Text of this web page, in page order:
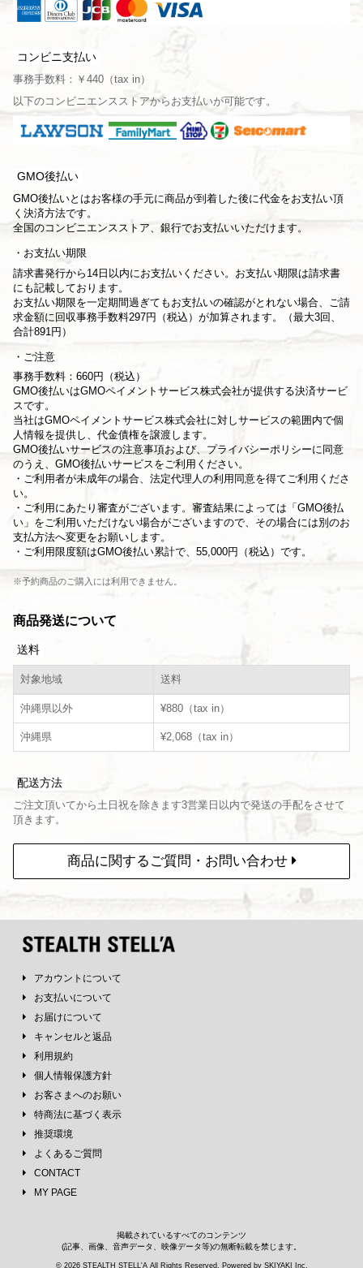
コンビニ支払い
事務手数料：￥440（tax in）
以下のコンビニエンスストアからお支払いが可能です。
GMO後払い
GMO後払いとはお客様の手元に商品が到着した後に代金をお支払い頂
く決済方法です。
全国のコンビニエンスストア、銀行でお支払いいただけます。
お支払い期限
請求書発行から14日以内にお支払いください。お支払い期限は請求書
にも記載しております。
お支払い期限を一定期間過ぎてもお支払いの確認がとれない場合、ご請
求金額に回収事務手数料297円（税込）が加算されます。（最大3回、
合計891円）
ご注意
事務手数料：660円（税込）
GMO後払いはGMOペイメントサービス株式会社が提供する決済サービ
スです。
当社はGMOペイメントサービス株式会社に対しサービスの範囲内で個
人情報を提供し、代金債権を譲渡します。
GMO後払いサービスの注意事項および、 プライバシーポリシーに同意
のうえ、GMO後払いサービスをご利用ください。
・ご利用者が未成年の場合、法定代理人の利用同意を得てご利用くださ
い。
・ご利用にあたり審査がございます。審査結果によっては「GMO後払
い」をご利用いただけない場合がございますので、その場合には別のお
支払方法へ変更をお願いします。
・ご利用限度額はGMO後払い累計で、55,000円（税込）です。
※予約商品のご購入には利用できません。
商品発送について
送料
対象地域 送料
沖縄県以外 ¥880（tax in）
沖縄県 ¥2,068（tax in）
配送方法
ご注文頂いてから土日祝を除きます3営業日以内で発送の手配をさせて
頂きます。
商品に関するご質問・お問い合わせ
アカウントについて
お支払いについて
お届けについて
キャンセルと返品
利用規約
個人情報保護方針
お客さまへのお願い
特商法に基づく表示
推奨環境
よくあるご質問
CONTACT
MY PAGE
掲載されているすべてのコンテンツ
(記事、画像、音声データ、映像データ等)の無断転載を禁じます。
© 2026 STEALTH STELL'A All Rights Reserved. Powered by SKIYAKI Inc.